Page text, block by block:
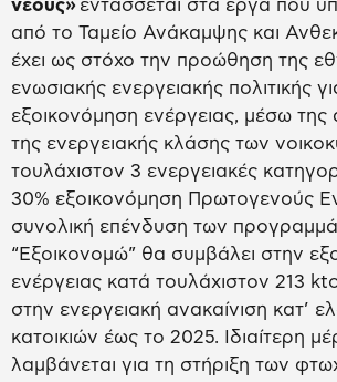
νέους» εντάσσεται στα έργα που
από το Ταμείο Ανάκαμψης και
έχει ως στόχο την προώθηση της
ενωσιακής ενεργειακής πολιτικής
εξοικονόμηση ενέργειας, μέσω της
της ενεργειακής κλάσης των
τουλάχιστον 3 ενεργειακές
30% εξοικονόμηση Πρωτογενούς
συνολική επένδυση των
“Εξοικονομώ” θα συμβάλει στην
ενέργειας κατά τουλάχιστον 213
στην ενεργειακή ανακαίνιση κατ’
κατοικιών έως το 2025. Ιδιαίτερη
λαμβάνεται για τη στήριξη των